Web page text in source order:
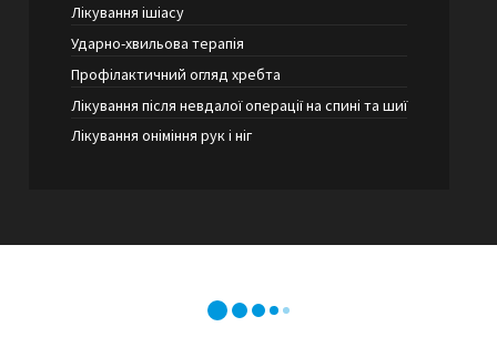
Лікування ішіасу
Ударно-хвильова терапія
Профілактичний огляд хребта
Лікування після невдалої операції на спині та шиї
Лікування оніміння рук і ніг